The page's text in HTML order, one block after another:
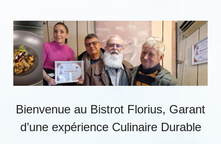
Bienvenue au Bistrot Florius, Garant
d’une expérience Culinaire Durable